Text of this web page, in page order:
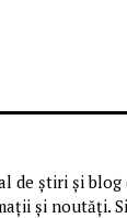
de știri și
și noutăți.